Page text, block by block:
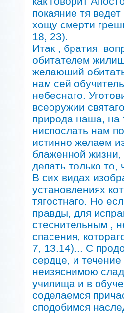
покаяние тя
хощу смерти
18, 23).
Итак , братия,
обитателем
желаюший
нам сей
небеснаго.
всеоружии
природа наша, на
ниспослать нам
истинно желаем
блаженной
делать только то,
В сих видах
установлениях
тягостнаго. Но
правды, для
стеснительным ,
спасения,
7, 13.14)... С
сердце, и
неизяснимою
училища и в
coделаемся
сподобимся